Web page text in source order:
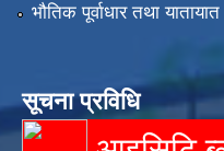
भौतिक पूर्वाधार तथा
सूचना प्रविधि